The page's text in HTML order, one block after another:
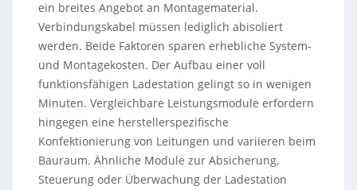
ein breites Angebot an Montagematerial.
Verbindungskabel müssen lediglich abisoliert
werden. Beide Faktoren sparen erhebliche System-
und Montagekosten. Der Aufbau einer voll
funktionsfähigen Ladestation gelingt so in wenigen
Minuten. Vergleichbare Leistungsmodule erfordern
hingegen eine herstellerspezifische
Konfektionierung von Leitungen und variieren beim
Bauraum. Ähnliche Module zur Absicherung,
Steuerung oder Überwachung der Ladestation